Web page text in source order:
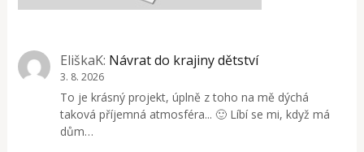
EliškaK: Návrat do krajiny dětství
3. 8. 2026
To je krásný projekt, úplně z toho na mě dýchá
taková příjemná atmosféra... 🙂 Líbí se mi, když má
dům…